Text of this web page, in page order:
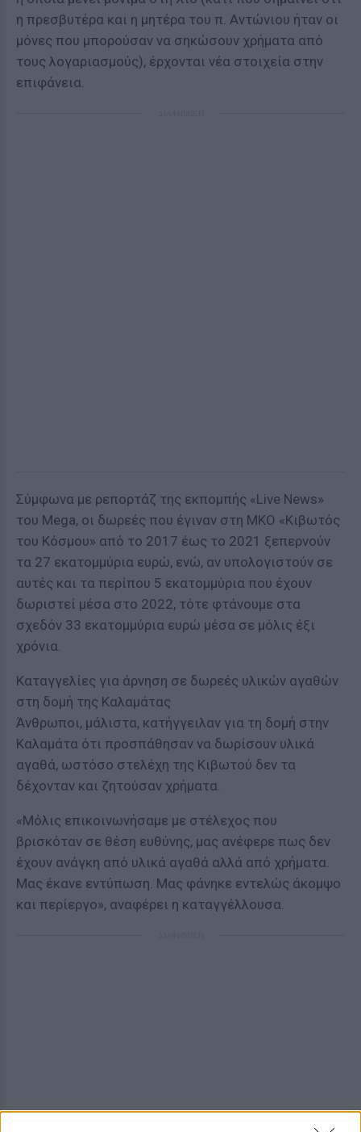
η πρεσβυτέρα και η μητέρα του π. Αντώνιου ήταν οι
μόνες που μπορούσαν να σηκώσουν χρήματα από
τους λογαριασμούς), έρχονται νέα στοιχεία στην
επιφάνεια.
Σύμφωνα με ρεπορτάζ της εκπομπής «Live News»
του Mega, οι δωρεές που έγιναν στη ΜΚΟ «Κιβωτός
του Κόσμου» από το 2017 έως το 2021 ξεπερνούν
τα 27 εκατομμύρια ευρώ, ενώ, αν υπολογιστούν σε
αυτές και τα περίπου 5 εκατομμύρια που έχουν
δωριστεί μέσα στο 2022, τότε φτάνουμε στα
σχεδόν 33 εκατομμύρια ευρώ μέσα σε μόλις έξι
χρόνια.
Καταγγελίες για άρνηση σε δωρεές υλικών αγαθών
στη δομή της Καλαμάτας
Άνθρωποι, μάλιστα, κατήγγειλαν για τη δομή στην
Καλαμάτα ότι προσπάθησαν να δωρίσουν υλικά
αγαθά, ωστόσο στελέχη της Κιβωτού δεν τα
δέχονταν και ζητούσαν χρήματα.
«Μόλις επικοινωνήσαμε με στέλεχος που
βρισκόταν σε θέση ευθύνης, μας ανέφερε πως δεν
έχουν ανάγκη από υλικά αγαθά αλλά από χρήματα.
Μας έκανε εντύπωση. Μας φάνηκε εντελώς άκομψο
και περίεργο», αναφέρει η καταγγέλλουσα.